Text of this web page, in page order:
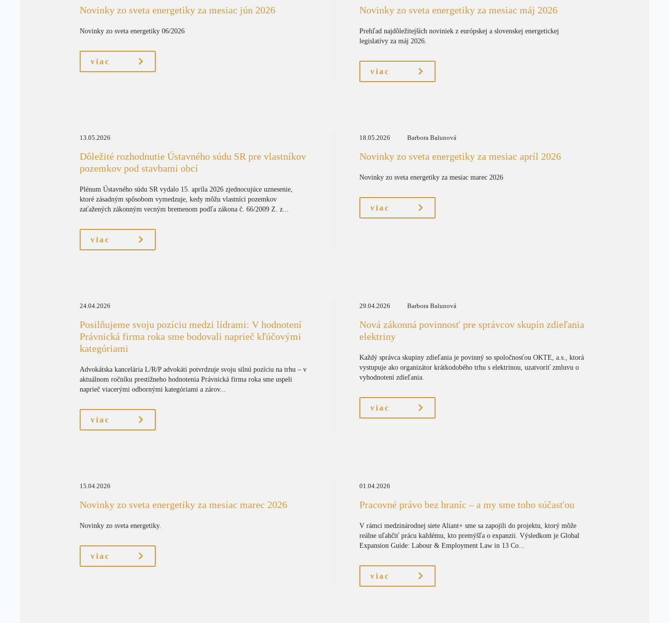
Novinky zo sveta energetiky za mesiac jún 2026
Novinky zo sveta energetiky 06/2026
viac
Novinky zo sveta energetiky za mesiac máj 2026
Prehľad najdôležitejších noviniek z európskej a slovenskej energetickej
legislatívy za máj 2026.
viac
13.05.2026
Dôležité rozhodnutie Ústavného súdu SR pre vlastníkov
pozemkov pod stavbami obcí
Plénum Ústavného súdu SR vydalo 15. apríla 2026 zjednocujúce uznesenie,
ktoré zásadným spôsobom vymedzuje, kedy môžu vlastníci pozemkov
zaťažených zákonným vecným bremenom podľa zákona č. 66/2009 Z. z...
viac
18.05.2026 Barbora Balunová
Novinky zo sveta energetiky za mesiac apríl 2026
Novinky zo sveta energetiky za mesiac marec 2026
viac
24.04.2026
Posilňujeme svoju pozíciu medzi lídrami: V hodnotení
Právnická firma roka sme bodovali naprieč kľúčovými
kategóriami
Advokátska kancelária L/R/P advokáti potvrdzuje svoju silnú pozíciu na trhu – v
aktuálnom ročníku prestížneho hodnotenia Právnická firma roka sme uspeli
naprieč viacerými odbornými kategóriami a zárov...
viac
29.04.2026 Barbora Balunová
Nová zákonná povinnosť pre správcov skupín zdieľania
elektriny
Každý správca skupiny zdieľania je povinný so spoločnosťou OKTE, a.s., ktorá
vystupuje ako organizátor krátkodobého trhu s elektrinou, uzatvoriť zmluvu o
vyhodnotení zdieľania.
viac
15.04.2026
Novinky zo sveta energetiky za mesiac marec 2026
Novinky zo sveta energetiky.
viac
01.04.2026
Pracovné právo bez hraníc – a my sme toho súčasťou
V rámci medzinárodnej siete Aliant+ sme sa zapojili do projektu, ktorý môže
reálne uľahčiť prácu každému, kto premýšľa o expanzii. Výsledkom je Global
Expansion Guide: Labour & Employment Law in 13 Co...
viac